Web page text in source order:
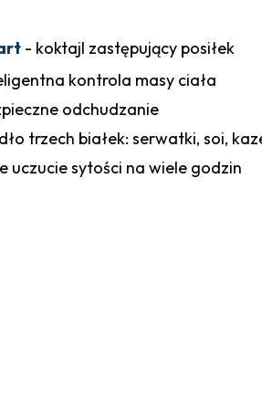
- koktajl zastępujący posiłek
kontrola masy ciała
odchudzanie
trzech białek: serwatki, soi,
uczucie sytości na wiele godzin